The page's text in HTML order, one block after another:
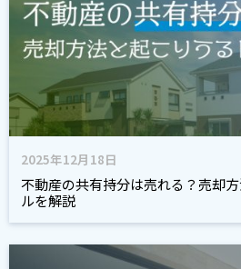
2025年12月18日
不動産の共有持分は売れる？売却
ルを解説